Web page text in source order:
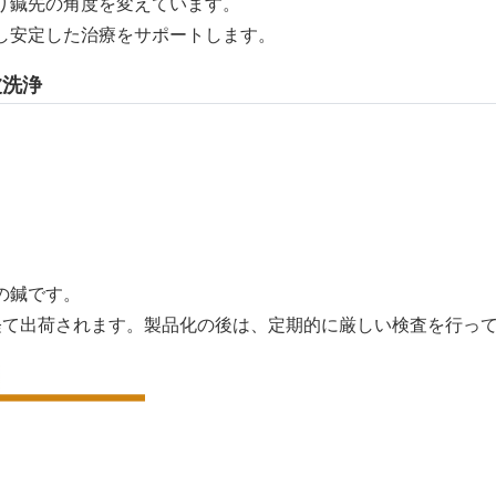
定した治療をサポートします。
浄
です。
出荷されます。製品化の後は、定期的に厳しい検査を行って